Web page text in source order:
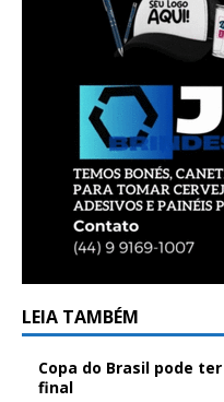
LEIA TAMBÉM
Copa do Brasil pode
final